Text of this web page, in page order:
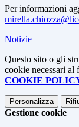
Per informazioni
Notizie
Questo sito o gli
cookie necessari
COOKIE
Personalizza
Gestione cookie